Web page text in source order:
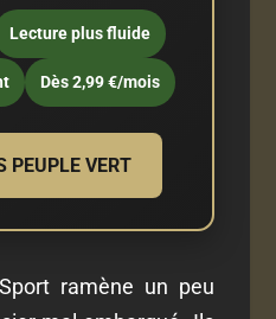
Lecture plus fluide
Dès 2,99 €/mois
PEUPLE VERT
ramène un peu